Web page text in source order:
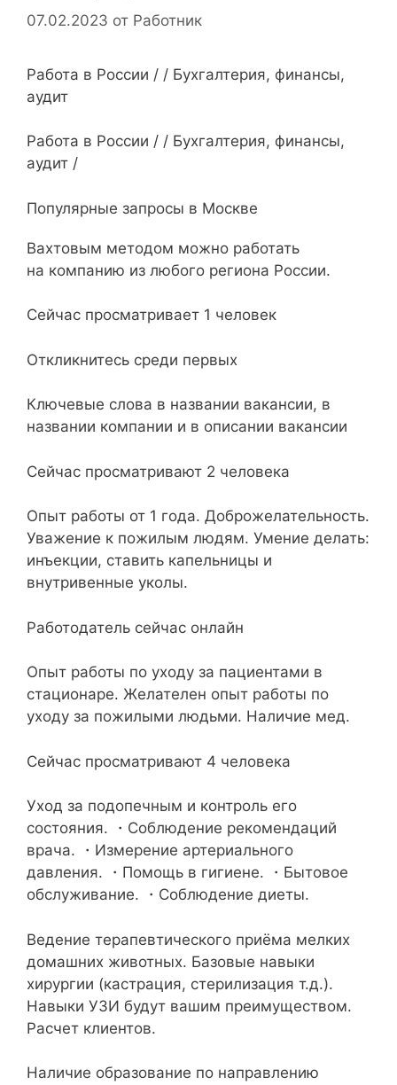
07.02.2023 от Работник
Работа в России / / Бухгалтерия, финансы,
аудит
Работа в России / / Бухгалтерия, финансы,
аудит /
Популярные запросы в Москве
Вахтовым методом можно работать
на компанию из любого региона России.
Сейчас просматривает 1 человек
Откликнитесь среди первых
Ключевые слова в названии вакансии, в
названии компании и в описании вакансии
Сейчас просматривают 2 человека
Опыт работы от 1 года. Доброжелательность.
Уважение к пожилым людям. Умение делать:
инъекции, ставить капельницы и
внутривенные уколы.
Работодатель сейчас онлайн
Опыт работы по уходу за пациентами в
стационаре. Желателен опыт работы по
уходу за пожилыми людьми. Наличие мед.
Сейчас просматривают 4 человека
Уход за подопечным и контроль его
состояния. ・Соблюдение рекомендаций
врача. ・Измерение артериального
давления. ・Помощь в гигиене. ・Бытовое
обслуживание. ・Соблюдение диеты.
Ведение терапевтического приёма мелких
домашних животных. Базовые навыки
хирургии (кастрация, стерилизация т.д.).
Навыки УЗИ будут вашим преимуществом.
Расчет клиентов.
Наличие образование по направлению